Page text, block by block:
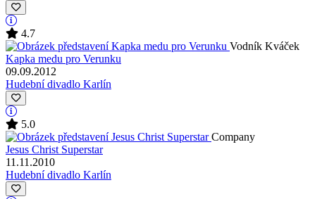
4.7
Vodník Kváček
Kapka medu pro Verunku
09.09.2012
Hudební divadlo Karlín
5.0
Company
Jesus Christ Superstar
11.11.2010
Hudební divadlo Karlín